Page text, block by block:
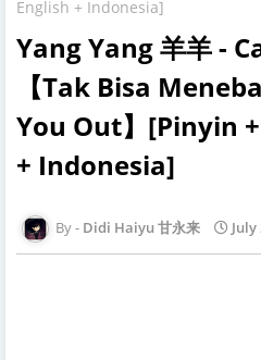
English + Indonesia]
Yang Yang 羊羊 -
【Tak Bisa
You Out】[Pinyin
+ Indonesia]
Didi Haiyu 甘永来 July